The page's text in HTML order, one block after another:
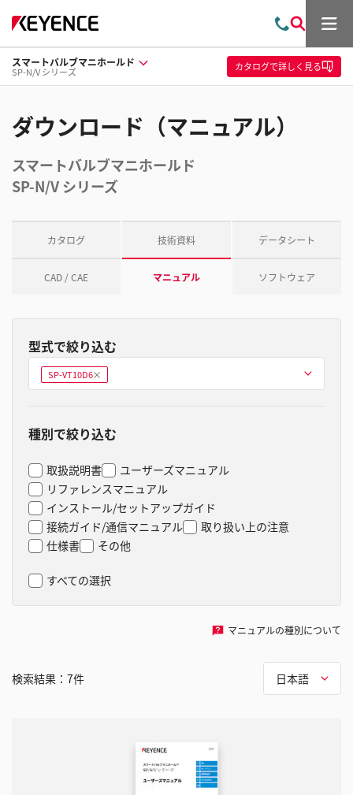
問
い
合
わ
索
メ
ュ
ー
スマートバルブマニホールド
SP-N/V シリーズ カタログで詳しく見る
ダウンロード（マニュアル）
スマートバルブマニホールド
SP-N/V シリーズ
カタログ 技術資料 データシート
CAD / CAE マニュアル ソフトウェア
型式で絞り込む
型式を選ぶ
SP-VT10D6削
除
種別で絞り込む
取扱説明書
ユーザーズマニュアル
リファレンスマニュアル
インストール/セットアップガイド
接続ガイド/通信マニュアル
取り扱い上の注意
仕様書
その他
すべての選択
マニュアルの種別について
検索結果： 7件 日本語